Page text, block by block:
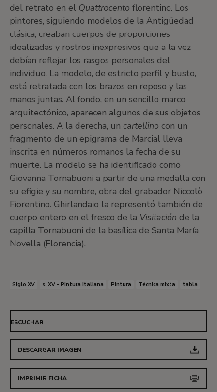
del retrato en el Quattrocento florentino. Los
pintores, siguiendo modelos de la Antigüedad
clásica, creaban cuerpos de proporciones
idealizadas y rostros inexpresivos que a la vez
debían reflejar los rasgos personales del
individuo. La modelo, de estricto perfil y busto,
está retratada con los brazos en reposo y las
manos juntas. Al fondo, en un sencillo marco
arquitectónico, aparecen algunos de sus objetos
personales. A la derecha, un cartellino con un
fragmento de un epigrama de Marcial lleva
inscrita en números romanos la fecha de su
muerte. La modelo se ha identificado como
Giovanna Tornabuoni a partir de una medalla con
su efigie y su nombre, obra del grabador Niccolò
Fiorentino. Ghirlandaio la representó también de
cuerpo entero en el fresco de la Visitación de la
capilla Tornabuoni de la basílica de Santa María
Novella (Florencia).
Siglo XV s. XV - Pintura italiana Pintura Técnica mixta tabla
ESCUCHAR
DESCARGAR IMAGEN
IMPRIMIR FICHA